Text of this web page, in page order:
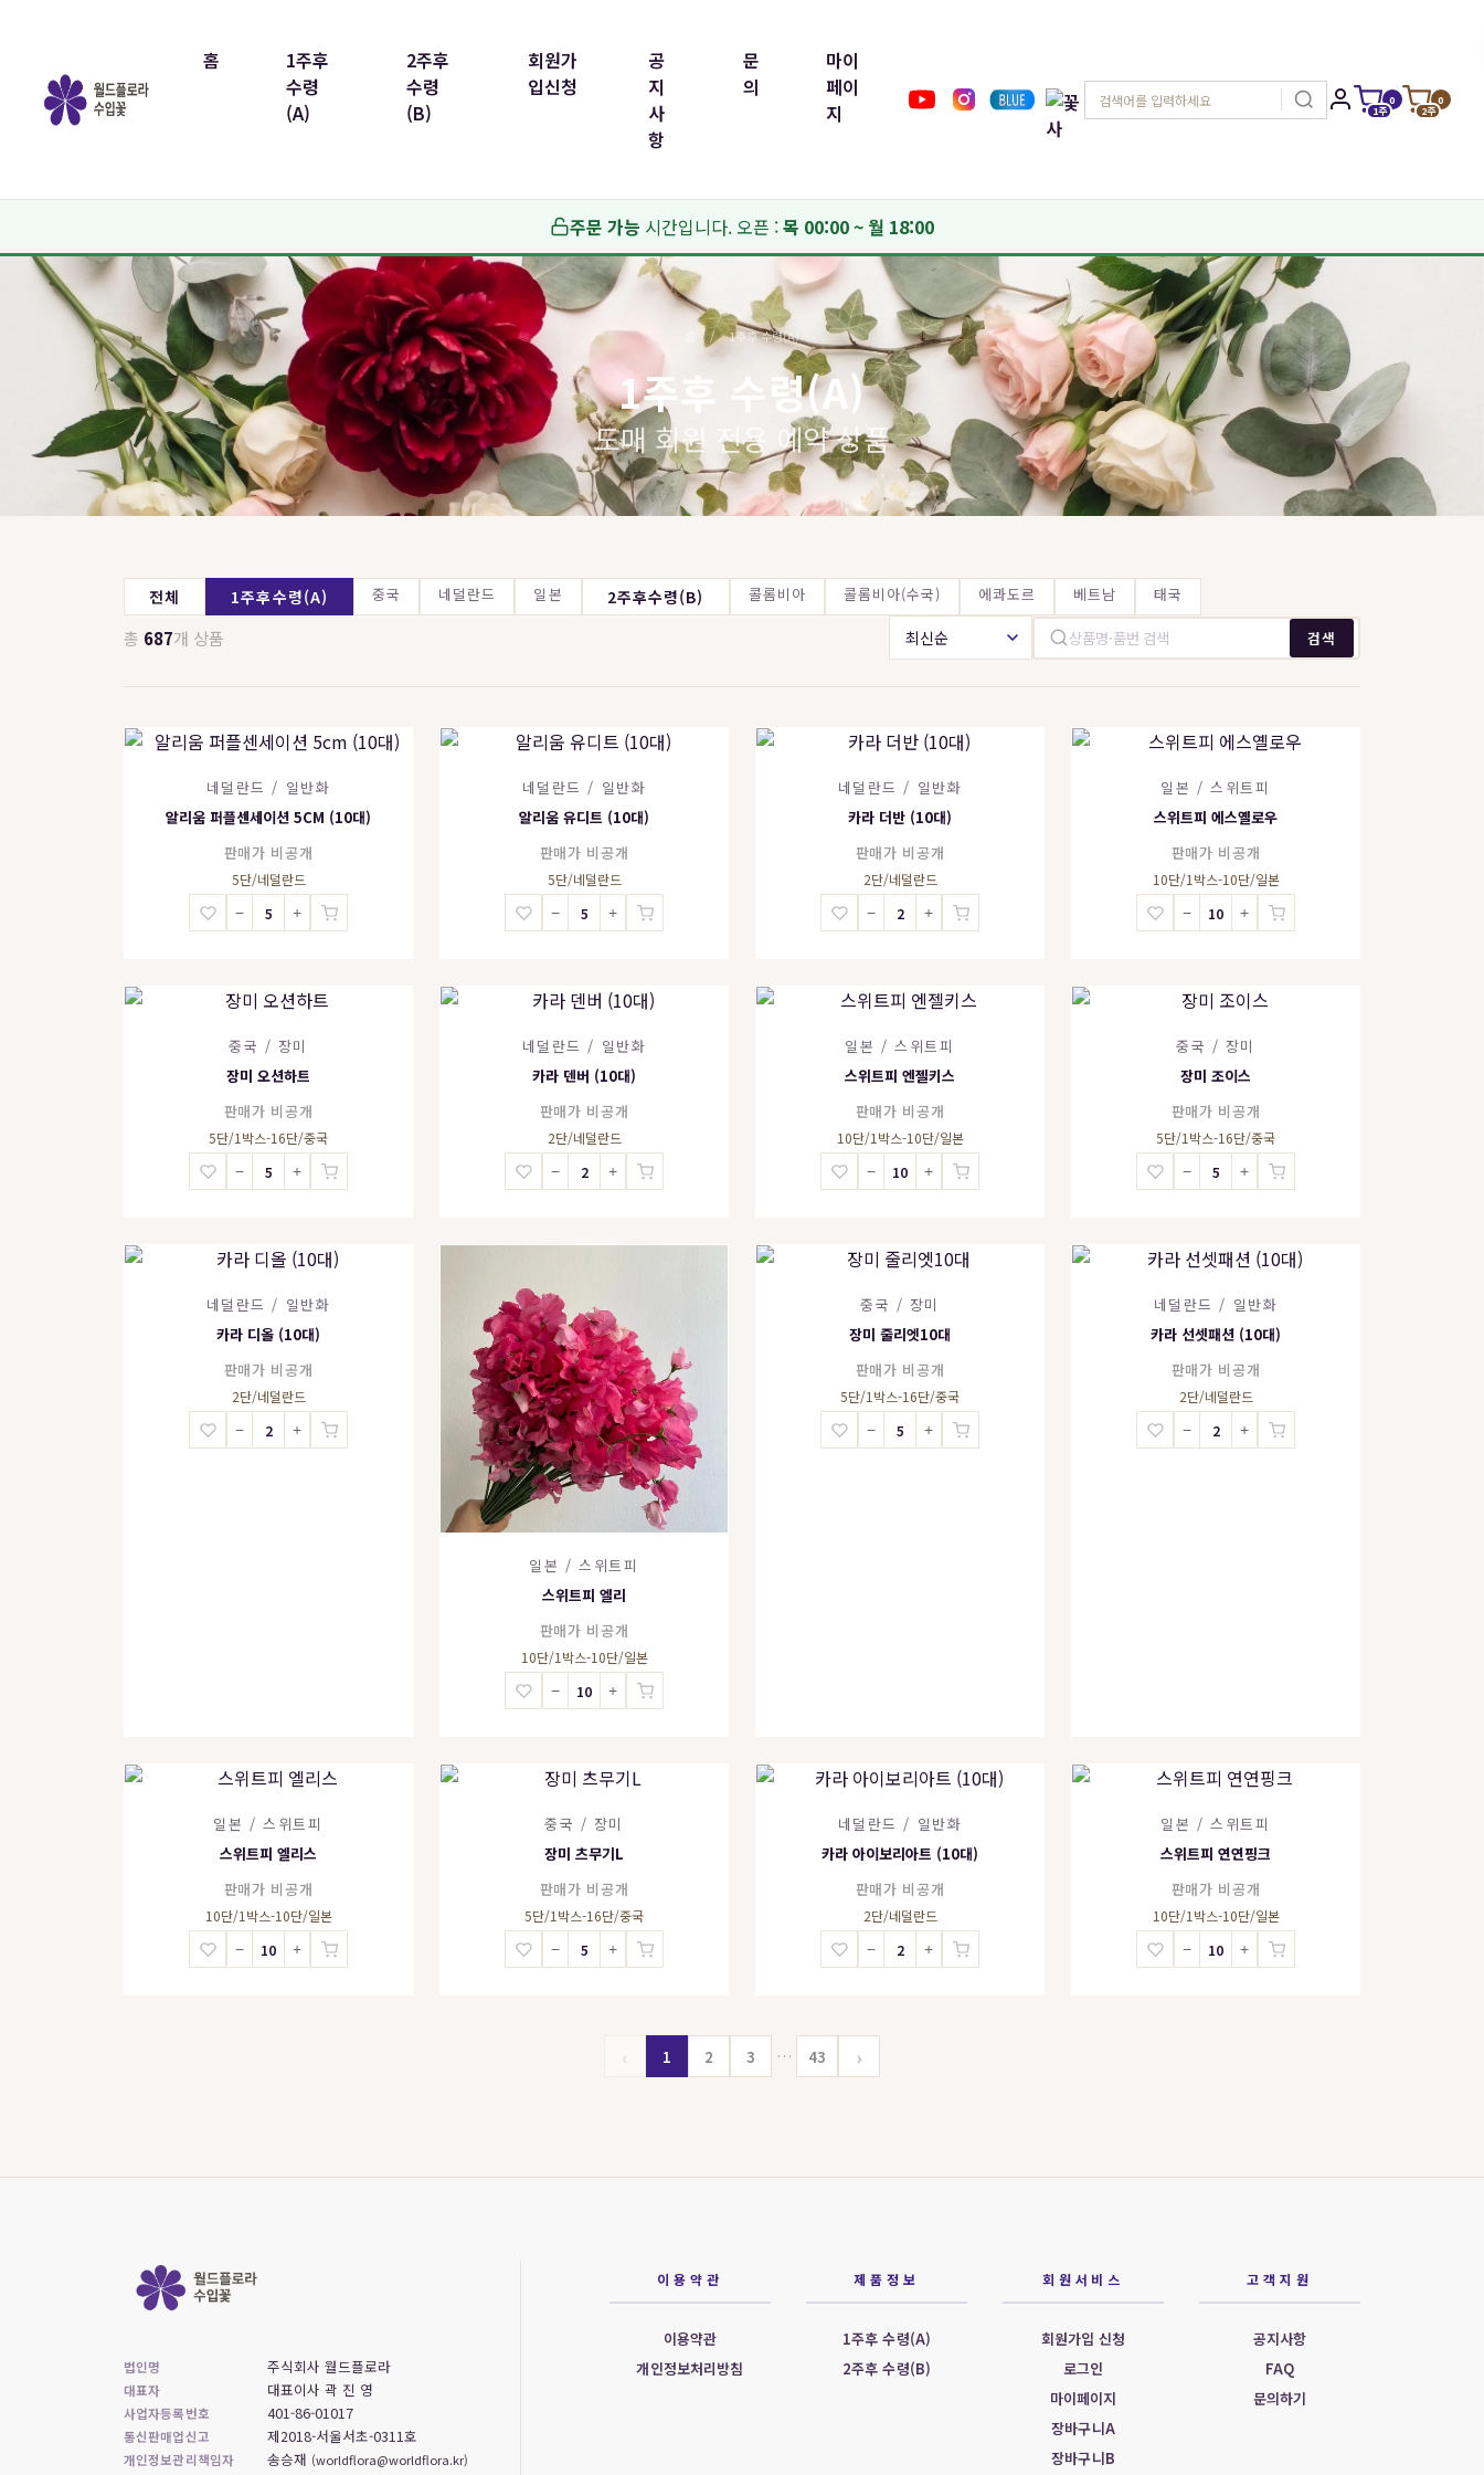
홈
1주후
수령
(A)
2주후
수령
(B)
회원가
입신청
공
지
사
항
문
의
마이
페이
지
1주
0
2주
0
주문 가능 시간입니다. 오픈 :목 00:00 ~ 월 18:00
/ 1주후 수령(A)
1주후 수령(A)
도매 회원 전용 예약 상품
전체 1주후수령(A) 중국 네덜란드 일본 2주후수령(B) 콜롬비아 콜롬비아(수국) 에콰도르 베트남 태국
총 687개 상품 검색
네덜란드 / 일반화
알리움 퍼플센세이션 5CM (10대)
판매가 비공개
5단/네덜란드
− +
네덜란드 / 일반화
알리움 유디트 (10대)
판매가 비공개
5단/네덜란드
− +
네덜란드 / 일반화
카라 더반 (10대)
판매가 비공개
2단/네덜란드
− +
일본 / 스위트피
스위트피 에스옐로우
판매가 비공개
10단/1박스-10단/일본
− +
중국 / 장미
장미 오션하트
판매가 비공개
5단/1박스-16단/중국
− +
네덜란드 / 일반화
카라 덴버 (10대)
판매가 비공개
2단/네덜란드
− +
일본 / 스위트피
스위트피 엔젤키스
판매가 비공개
10단/1박스-10단/일본
− +
중국 / 장미
장미 조이스
판매가 비공개
5단/1박스-16단/중국
− +
네덜란드 / 일반화
카라 디올 (10대)
판매가 비공개
2단/네덜란드
− +
일본 / 스위트피
스위트피 엘리
판매가 비공개
10단/1박스-10단/일본
− +
중국 / 장미
장미 줄리엣10대
판매가 비공개
5단/1박스-16단/중국
− +
네덜란드 / 일반화
카라 선셋패션 (10대)
판매가 비공개
2단/네덜란드
− +
일본 / 스위트피
스위트피 엘리스
판매가 비공개
10단/1박스-10단/일본
− +
중국 / 장미
장미 츠무기L
판매가 비공개
5단/1박스-16단/중국
− +
네덜란드 / 일반화
카라 아이보리아트 (10대)
판매가 비공개
2단/네덜란드
− +
일본 / 스위트피
스위트피 연연핑크
판매가 비공개
10단/1박스-10단/일본
− +
‹ 1 2 3 … 43 ›
법인명 주식회사 월드플로라
대표자 대표이사 곽 진 영
사업자등록번호 401-86-01017
통신판매업신고 제2018-서울서초-0311호
개인정보관리책임자 송승재 (worldflora@worldflora.kr)
이용약관
이용약관
개인정보처리방침
제품정보
1주후 수령(A)
2주후 수령(B)
회원서비스
회원가입 신청
로그인
마이페이지
장바구니A
장바구니B
고객지원
공지사항
FAQ
문의하기